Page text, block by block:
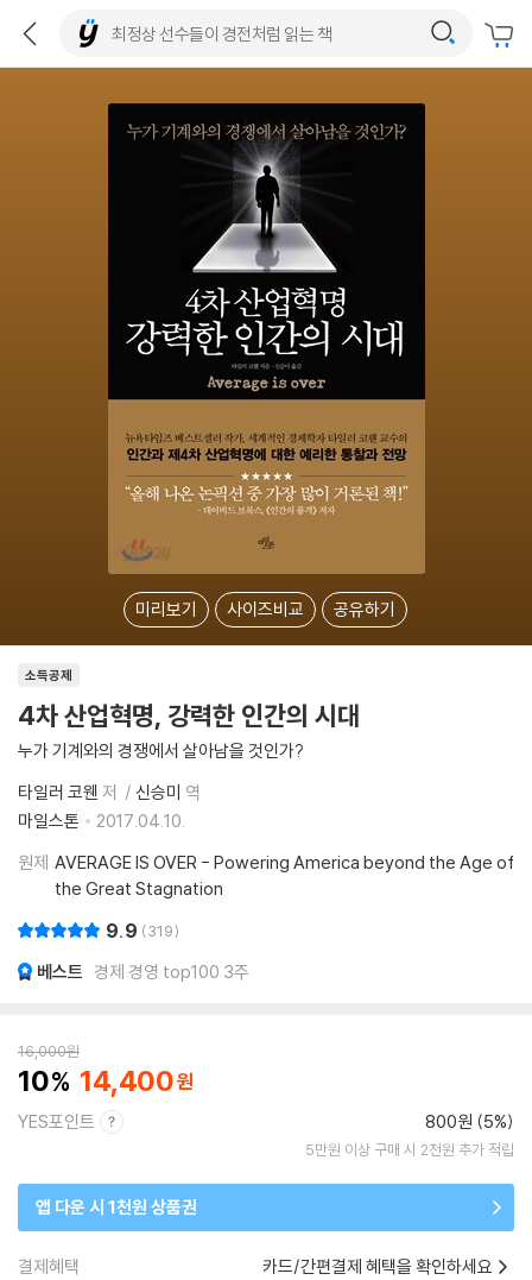
미리보기 사이즈비교 공유하기
소득공제
4차 산업혁명, 강력한 인간의 시대
누가 기계와의 경쟁에서 살아남을 것인가?
타일러 코웬 저 신승미 역
마일스톤
2017.04.10.
원제 AVERAGE IS OVER - Powering America beyond the Age of
the Great Stagnation
9.9 319
베스트 경제 경영 top100 3주
16,000원
10 14,400
YES포인트 800원 (5%)
5만원 이상 구매 시 2천원 추가 적립
앱 다운 시 1천원 상품권
결제혜택 카드/간편결제 혜택을 확인하세요